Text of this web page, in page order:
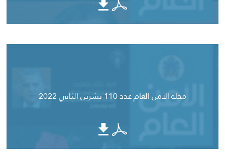
مجلة الأمن العام عدد 110 تشرين الثاني 2022